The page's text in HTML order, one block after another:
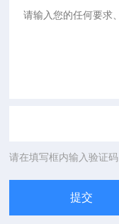
请在填写框内输入验证码